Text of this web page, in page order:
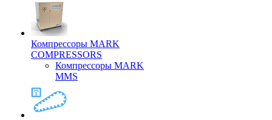
Компрессоры MARK
COMPRESSORS
Компрессоры MARK
MMS